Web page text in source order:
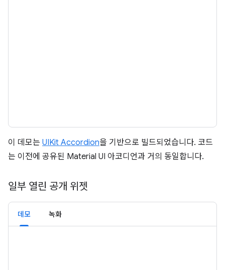
이 데모는 UIKit Accordion을 기반으로 빌드되었습니다. 코드
는 이전에 공유된 Material UI 아코디언과 거의 동일합니다.
일부 열린 공개 위젯
데모 녹화